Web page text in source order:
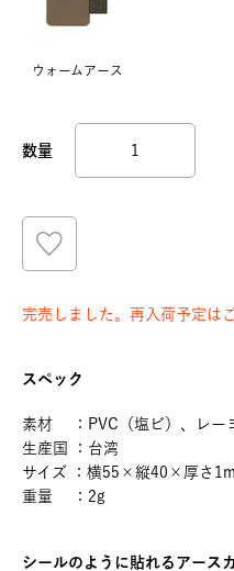
ウォームアース
完売しました。再入荷予定は
スペック
素材 ：PVC（塩ビ）、レー
生産国 ：台湾
サイズ ：横55×縦40×厚さ
重量 ：2g
シールのように貼れるアース